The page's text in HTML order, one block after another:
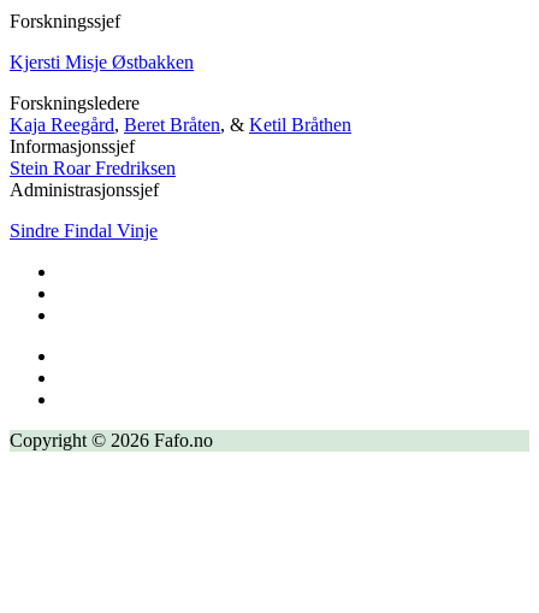
Forskningssjef
Kjersti Misje Østbakken
Forskningsledere
Kaja Reegård, Beret Bråten, & Ketil Bråthen
Informasjonssjef
Stein Roar Fredriksen
Administrasjonssjef
Sindre Findal Vinje
Copyright © 2026 Fafo.no